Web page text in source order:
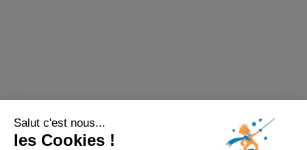
Salut c'est nous...
les Cookies !